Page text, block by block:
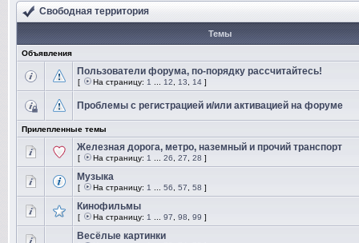
Свободная территория
Темы
Объявления
Пользователи форума, по-порядку рассчитайтесь!
[ На страницу: 1 12 13 14 ]
Проблемы с регистрацией и/или активацией на форуме
Прилепленные темы
Железная дорога, метро, наземный и прочий транспорт
[ На страницу: 1 26 27 28 ]
Музыка
[ На страницу: 1 56 57 58 ]
Кинофильмы
[ На страницу: 1 97 98 99 ]
Весёлые картинки